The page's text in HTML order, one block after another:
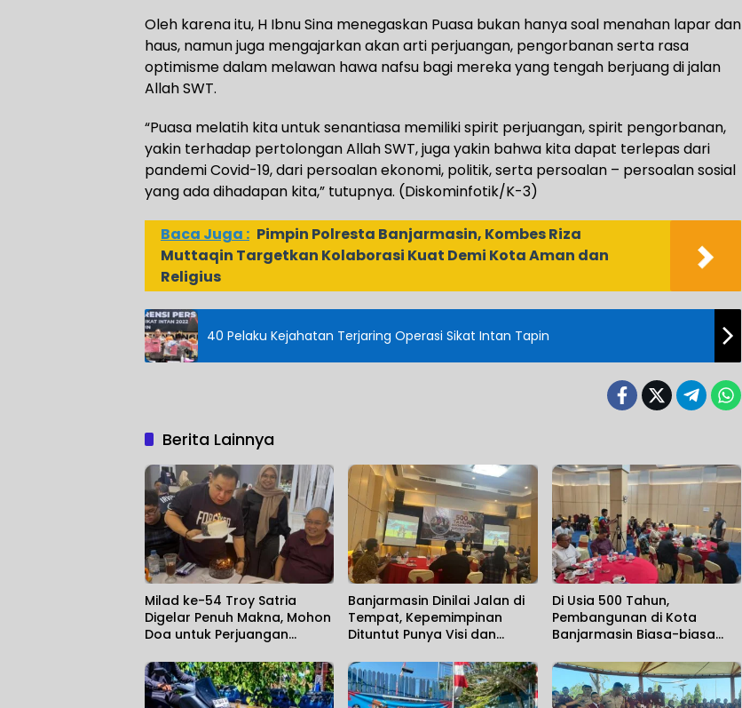
Oleh karena itu, H Ibnu Sina menegaskan Puasa bukan hanya soal menahan lapar dan
haus, namun juga mengajarkan akan arti perjuangan, pengorbanan serta rasa
optimisme dalam melawan hawa nafsu bagi mereka yang tengah berjuang di jalan
Allah SWT.
“Puasa melatih kita untuk senantiasa memiliki spirit perjuangan, spirit pengorbanan,
yakin terhadap pertolongan Allah SWT, juga yakin bahwa kita dapat terlepas dari
pandemi Covid-19, dari persoalan ekonomi, politik, serta persoalan – persoalan sosial
yang ada dihadapan kita,” tutupnya. (Diskominfotik/K-3)
Baca Juga : Pimpin Polresta Banjarmasin, Kombes Riza
Muttaqin Targetkan Kolaborasi Kuat Demi Kota Aman dan
Religius
40 Pelaku Kejahatan Terjaring Operasi Sikat Intan Tapin
Berita Lainnya
Milad ke-54 Troy Satria
Digelar Penuh Makna, Mohon
Doa untuk Perjuangan
Banjarmasin Dinilai Jalan di
Tempat, Kepemimpinan
Dituntut Punya Visi dan
Di Usia 500 Tahun,
Pembangunan di Kota
Banjarmasin Biasa-biasa